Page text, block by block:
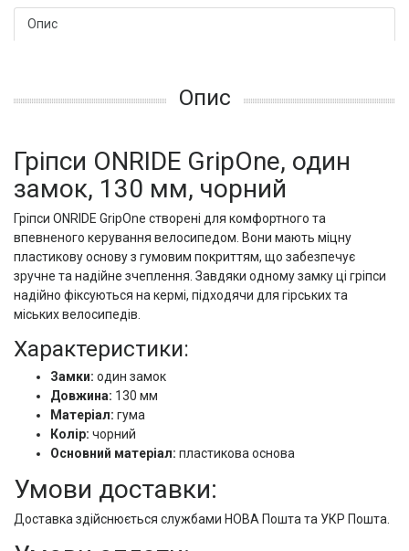
Опис
Опис
Гріпси ONRIDE GripOne, один
замок, 130 мм, чорний
Гріпси ONRIDE GripOne створені для комфортного та
впевненого керування велосипедом. Вони мають міцну
пластикову основу з гумовим покриттям, що забезпечує
зручне та надійне зчеплення. Завдяки одному замку ці гріпси
надійно фіксуються на кермі, підходячи для гірських та
міських велосипедів.
Характеристики:
Замки: один замок
Довжина: 130 мм
Матеріал: гума
Колір: чорний
Основний матеріал: пластикова основа
Умови доставки:
Доставка здійснюється службами НОВА Пошта та УКР Пошта.